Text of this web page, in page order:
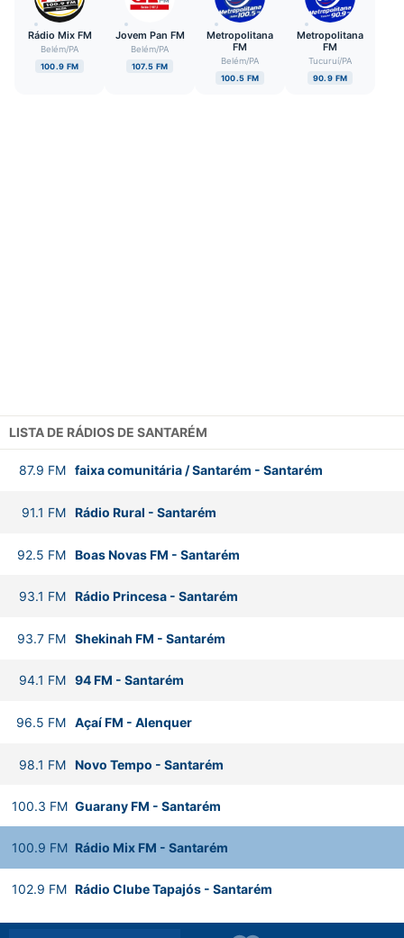
Rádio Mix FM
Belém/PA
100.9 FM
Jovem Pan FM
Belém/PA
107.5 FM
Metropolitana
FM
Belém/PA
100.5 FM
Metropolitana
FM
Tucuruí/PA
90.9 FM
LISTA DE RÁDIOS DE SANTARÉM
87.9 FM faixa comunitária / Santarém - Santarém
91.1 FM Rádio Rural - Santarém
92.5 FM Boas Novas FM - Santarém
93.1 FM Rádio Princesa- Santarém
93.7 FM Shekinah FM - Santarém
94.1 FM 94 FM - Santarém
96.5 FM Açaí FM - Alenquer
98.1 FM Novo Tempo - Santarém
100.3 FM Guarany FM - Santarém
100.9 FM Rádio Mix FM - Santarém
102.9 FM Rádio Clube Tapajós- Santarém